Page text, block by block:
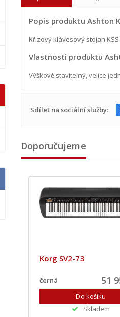
Popis produktu Ashton
Křízový klávesový stojan
Vlastnosti produktu
Výškově stavitelný, velice
Sdílet na sociální služby:
Doporučujeme
Korg SV2-73
černá 51
Skladem